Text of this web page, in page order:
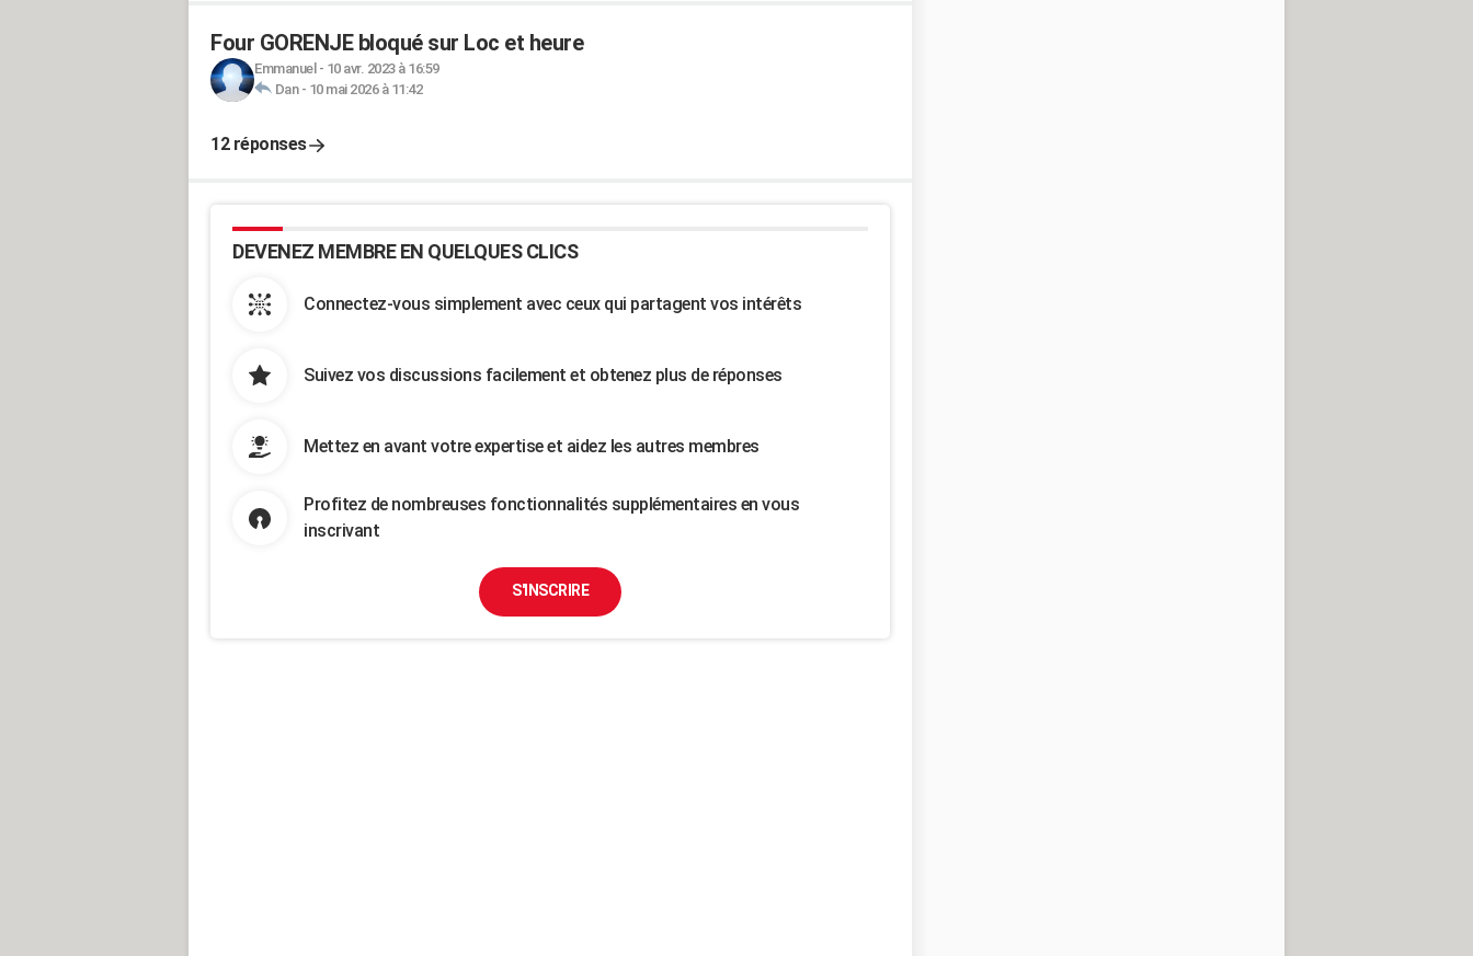
Four GORENJE bloqué sur Loc et heure
Emmanuel - 10 avr. 2023 à 16:59
Dan- 10 mai 2026 à 11:42
12 réponses
DEVENEZ MEMBRE EN QUELQUES CLICS
Connectez-vous simplement avec ceux qui partagent vos intérêts
Suivez vos discussions facilement et obtenez plus de réponses
Mettez en avant votre expertise et aidez les autres membres
Profitez de nombreuses fonctionnalités supplémentaires en vous
inscrivant
S'INSCRIRE